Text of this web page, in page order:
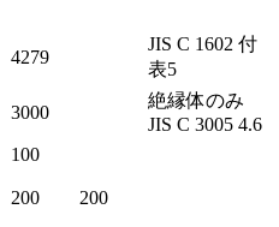
4279
JIS C 1602 付
表5
3000
絶縁体のみ
JIS C 3005 4.6
100
200 200